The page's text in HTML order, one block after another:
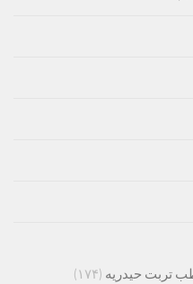
تربت حیدریه (۱۷۴)